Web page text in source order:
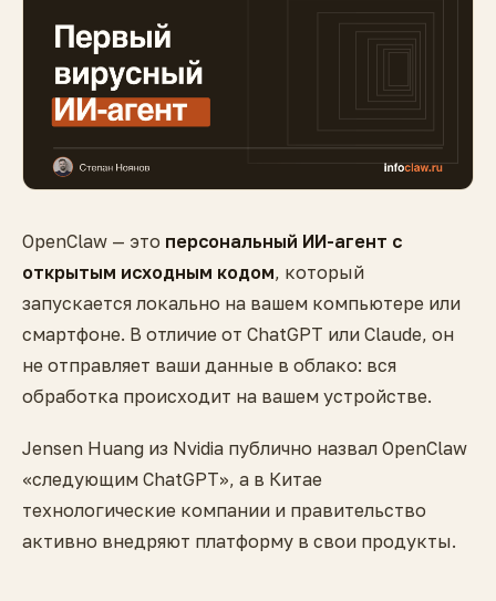
OpenClaw — это персональный ИИ-агент с
открытым исходным кодом, который
запускается локально на вашем компьютере или
смартфоне. В отличие от ChatGPT или Claude, он
не отправляет ваши данные в облако: вся
обработка происходит на вашем устройстве.
Jensen Huang из Nvidia публично назвал OpenClaw
«следующим ChatGPT», а в Китае
технологические компании и правительство
активно внедряют платформу в свои продукты.